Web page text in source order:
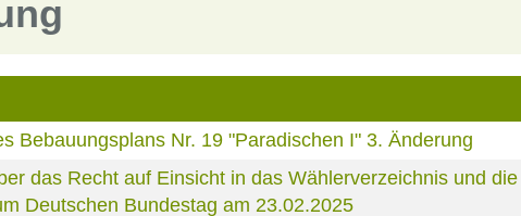
Bebauungsplans Nr. 19 "Paradischen I" 3. Änderung
das Recht auf Einsicht in das Wählerverzeichnis und die
Deutschen Bundestag am 23.02.2025